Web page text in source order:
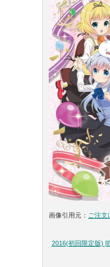
画像引用元： ご注文
2016(初回限定版)